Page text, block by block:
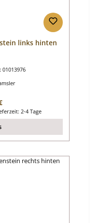
links hinten
01013976
Preis:
2-4 Tage